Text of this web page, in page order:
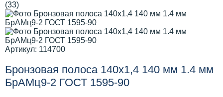
(33)
Артикул: 114700
Бронзовая полоса 140х1,4 140 мм 1.4 мм
БрАМц9-2 ГОСТ 1595-90